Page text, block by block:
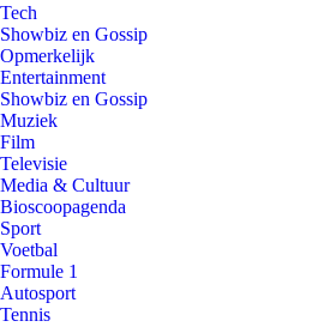
Tech
Showbiz en Gossip
Opmerkelijk
Entertainment
Showbiz en Gossip
Muziek
Film
Televisie
Media & Cultuur
Bioscoopagenda
Sport
Voetbal
Formule 1
Autosport
Tennis